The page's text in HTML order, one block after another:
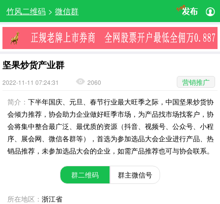
竹风二维码 > 微信群
坚果炒货产业群
2022-11-11 07:24:31 2060
营销推广
简介： 下半年国庆、元旦、春节行业最大旺季之际，中国坚果炒货协
会倾力推荐，协会助力企业做好旺季市场，为产品找市场找客户，协
会将集中整合最广泛、最优质的资源（抖音、视频号、公众号、小程
序、展会网、微信各群等），首选为参加选品大会企业进行产品、热
销品推荐，未参加选品大会的企业，如需产品推荐也可与协会联系。
群二维码 群主微信号
所在地区： 浙江省